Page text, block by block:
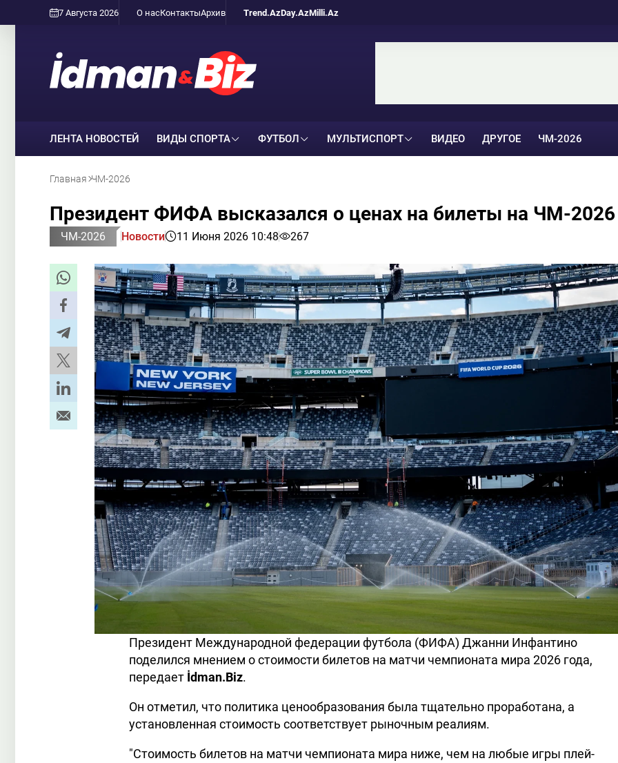
7 Августа 2026 О насКонтактыАрхив Trend.AzDay.AzMilli.Az
ЛЕНТА НОВОСТЕЙ ВИДЫ СПОРТА ФУТБОЛ МУЛЬТИСПОРТ ВИДЕО ДРУГОЕ ЧМ-2026
Главная ЧМ-2026
Президент ФИФА высказался о ценах на билеты на ЧМ-2026
ЧМ-2026 Новости 11 Июня 2026 10:48 267
Президент Международной федерации футбола (ФИФА) Джанни Инфантино
поделился мнением о стоимости билетов на матчи чемпионата мира 2026 года,
передает İdman.Biz.
Он отметил, что политика ценообразования была тщательно проработана, а
установленная стоимость соответствует рыночным реалиям.
"Стоимость билетов на матчи чемпионата мира ниже, чем на любые игры плей-